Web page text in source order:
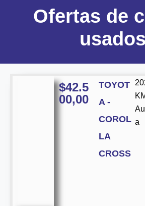
Ofertas de
usados
$42.5
00,00
TOYOT
A -
COROL
LA
CROSS
a